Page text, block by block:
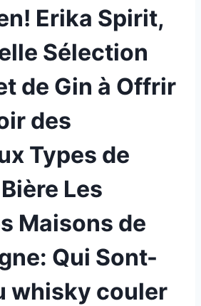
Erika Spirit,
Sélection
de Gin à Offrir
des
Types de
Les
Maisons de
Qui Sont-
whisky couler